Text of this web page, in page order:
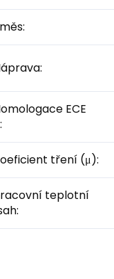
:
:
ECE
:
tření (μ):
teplotní
: